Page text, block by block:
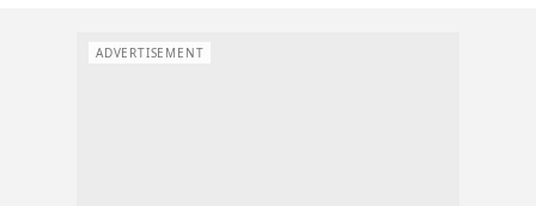
ADVERTISEMENT